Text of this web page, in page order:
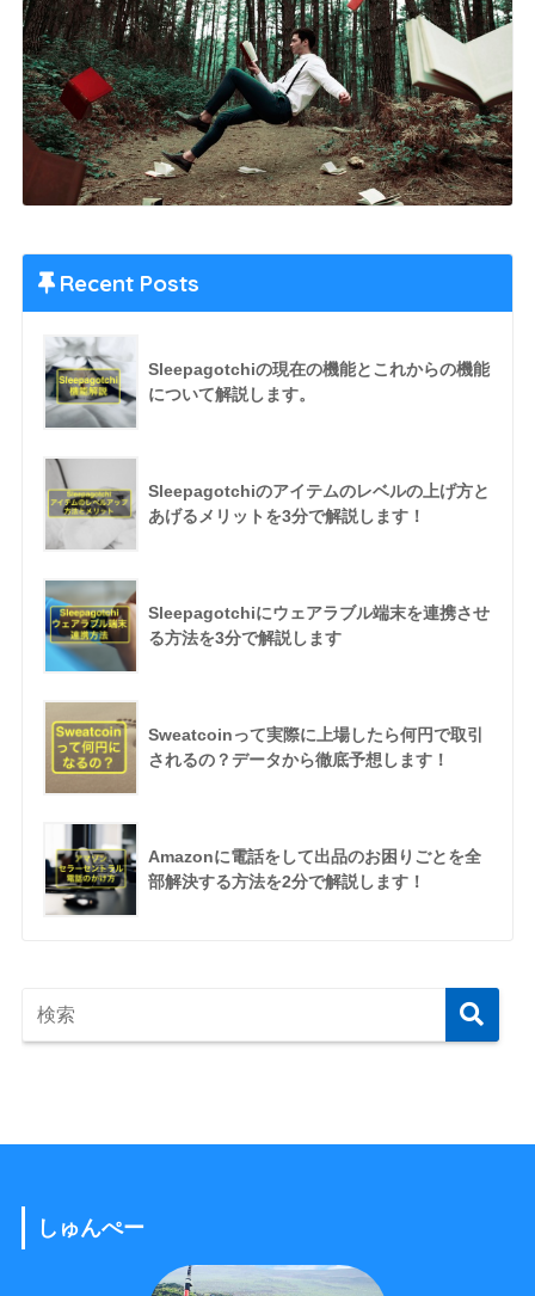
Recent Posts
Sleepagotchiの現在の機能とこれからの機能
について解説します。
Sleepagotchiのアイテムのレベルの上げ方と
あげるメリットを3分で解説します！
Sleepagotchiにウェアラブル端末を連携させ
る方法を3分で解説します
Sweatcoinって実際に上場したら何円で取引
されるの？データから徹底予想します！
Amazonに電話をして出品のお困りごとを全
部解決する方法を2分で解説します！
しゅんぺー